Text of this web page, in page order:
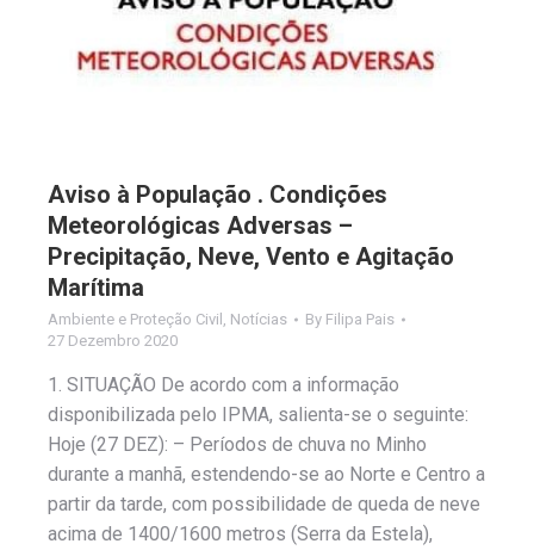
Aviso à População . Condições
Meteorológicas Adversas –
Precipitação, Neve, Vento e Agitação
Marítima
Ambiente e Proteção Civil Notícias By Filipa Pais
27 Dezembro 2020
1. SITUAÇÃO De acordo com a informação
disponibilizada pelo IPMA, salienta-se o seguinte:
Hoje (27 DEZ): – Períodos de chuva no Minho
durante a manhã, estendendo-se ao Norte e Centro a
partir da tarde, com possibilidade de queda de neve
acima de 1400/1600 metros (Serra da Estela),